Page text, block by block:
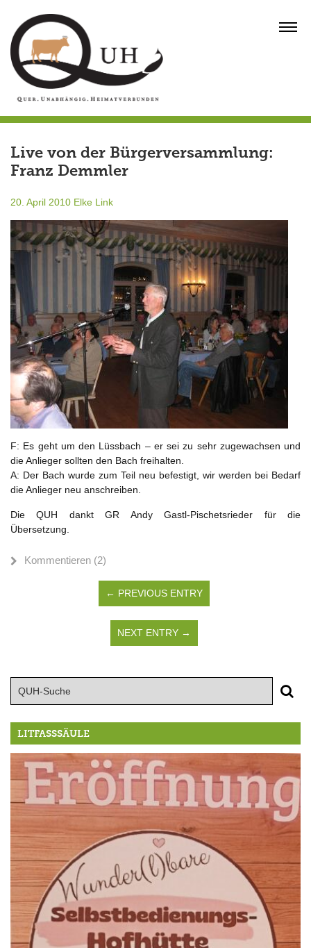
content
Live von der Bürgerversammlung:
Franz Demmler
20. April 2010 Elke Link
F: Es geht um den Lüssbach – er sei zu sehr zugewachsen und
die Anlieger sollten den Bach freihalten.
A: Der Bach wurde zum Teil neu befestigt, wir werden bei Bedarf
die Anlieger neu anschreiben.
Die QUH dankt GR Andy Gastl-Pischetsrieder für die
Übersetzung.
Kommentieren (2)
← PREVIOUS ENTRY
NEXT ENTRY →
LITFASSSÄULE